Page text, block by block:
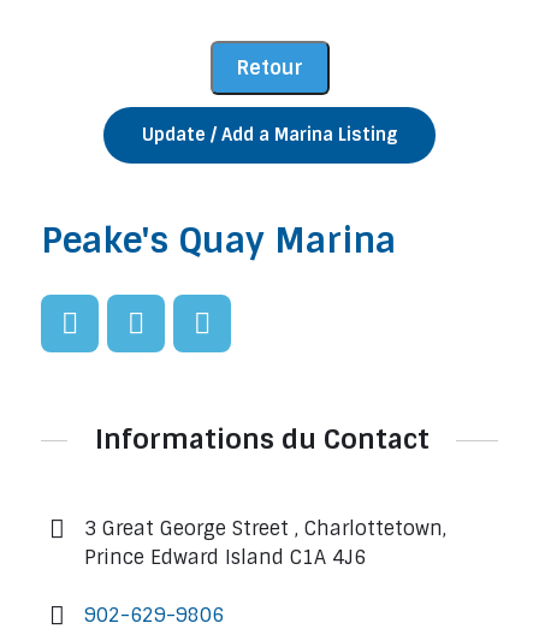
Update / Add a Marina Listing
Peake's Quay Marina
Informations du Contact
3 Great George Street , Charlottetown,
Prince Edward Island C1A 4J6
902-629-9806